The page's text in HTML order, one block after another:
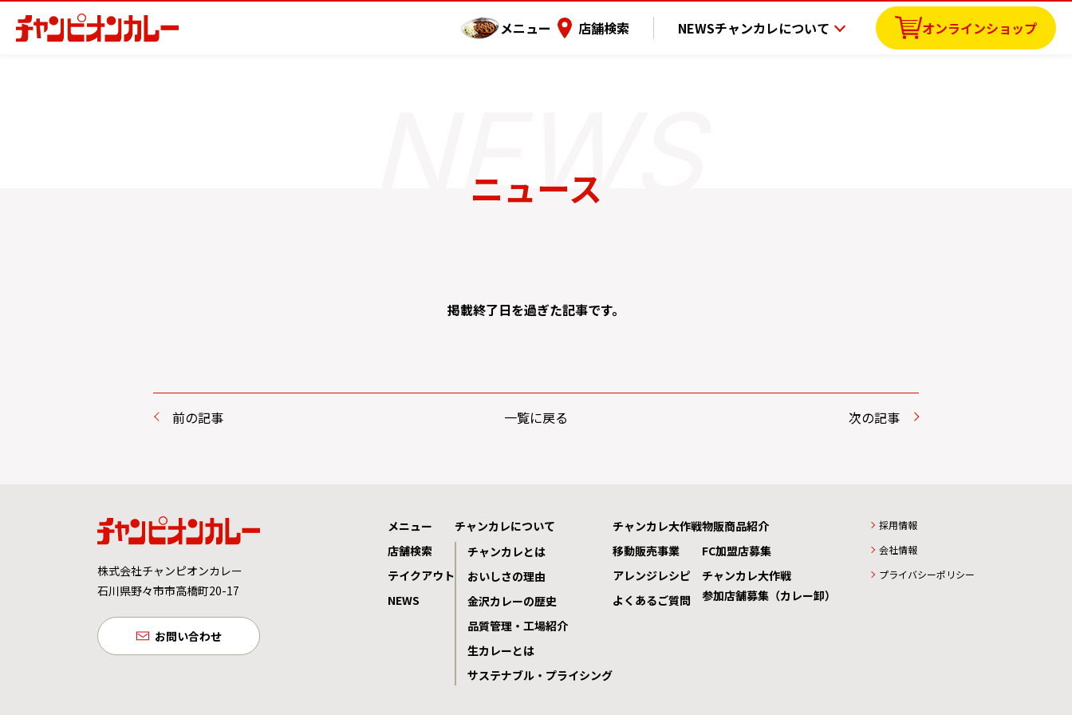
メニュー 店舗検索 NEWSチャンカレについて オンラインショップ
ニュース
掲載終了日を過ぎた記事です。
前の記事 一覧に戻る 次の記事
株式会社チャンピオンカレー
石川県野々市市高橋町20-17
お問い合わせ
メニュー
店舗検索
テイクアウト
NEWS
チャンカレについて
チャンカレとは
おいしさの理由
金沢カレーの歴史
品質管理・工場紹介
生カレーとは
サステナブル・プライシング
チャンカレ大作戦
移動販売事業
アレンジレシピ
よくあるご質問
物販商品紹介
FC加盟店募集
チャンカレ大作戦
参加店舗募集（カレー卸）
採用情報
会社情報
プライバシーポリシー